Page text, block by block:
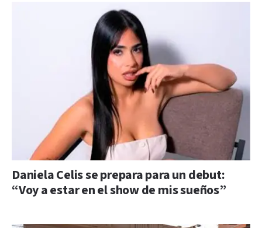
Daniela Celis se prepara para un debut:
“Voy a estar en el show de mis sueños”